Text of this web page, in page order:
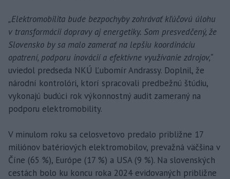
„Elektromobilita bude bezpochyby zohrávať kľúčovú úlohu
v transformácii dopravy aj energetiky. Som presvedčený, že
Slovensko by sa malo zamerať na lepšiu koordináciu
opatrení, podporu inovácií a efektívne využívanie zdrojov,“
uviedol predseda NKÚ Ľubomír Andrassy. Doplnil, že
národní kontrolóri, ktorí spracovali predbežnú štúdiu,
vykonajú budúci rok výkonnostný audit zameraný na
podporu elektromobility.
V minulom roku sa celosvetovo predalo približne 17
miliónov batériových elektromobilov, prevažná väčšina v
Číne (65 %), Európe (17 %) a USA (9 %). Na slovenských
cestách bolo ku koncu roka 2024 evidovaných približne